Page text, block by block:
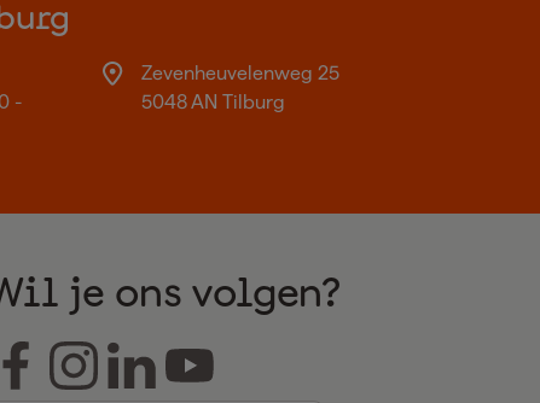
-
Zevenheuvelenweg 25
5048 AN Tilburg
je ons volgen?